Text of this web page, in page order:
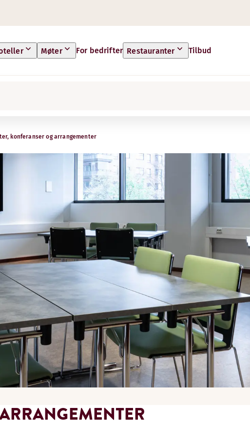
Møter For bedrifter Restauranter Tilbud
konferanser og arrangementer